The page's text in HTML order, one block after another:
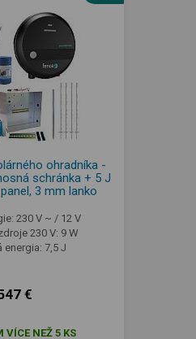
ohradníka -
schránka + 5 J
3 mm lanko
230 V ~ / 12 V
230 V: 9 W
energia: 7,5 J
€
VÍCE NEŽ 5 KS